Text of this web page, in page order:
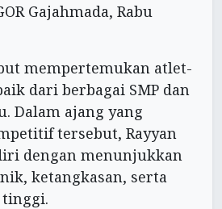
Gajahmada, Rabu
mempertemukan atlet-
dari berbagai SMP dan
Dalam ajang yang
tersebut, Rayyan
dengan menunjukkan
ketangkasan, serta